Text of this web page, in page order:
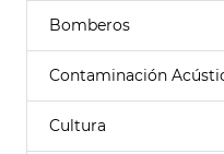
Bomberos
Contaminación
Cultura